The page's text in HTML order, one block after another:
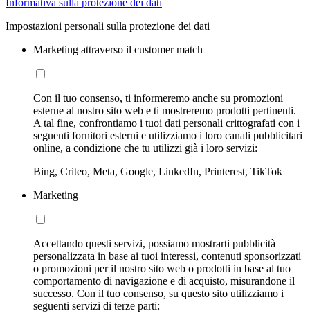
Impostazioni personali sulla protezione dei dati
Marketing attraverso il customer match
Con il tuo consenso, ti informeremo anche su promozioni
esterne al nostro sito web e ti mostreremo prodotti pertinenti.
A tal fine, confrontiamo i tuoi dati personali crittografati con i
seguenti fornitori esterni e utilizziamo i loro canali pubblicitari
online, a condizione che tu utilizzi già i loro servizi:
Bing, Criteo, Meta, Google, LinkedIn, Printerest, TikTok
Marketing
Accettando questi servizi, possiamo mostrarti pubblicità
personalizzata in base ai tuoi interessi, contenuti sponsorizzati
o promozioni per il nostro sito web o prodotti in base al tuo
comportamento di navigazione e di acquisto, misurandone il
successo. Con il tuo consenso, su questo sito utilizziamo i
seguenti servizi di terze parti: